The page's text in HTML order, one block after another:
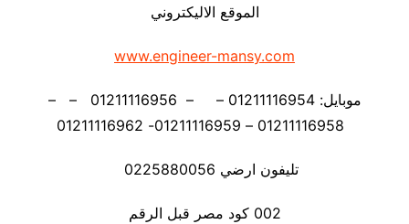
الموقع الاليكتروني
www.engineer-mansy.com
موبايل: 01211116954 – – 01211116956 – –
تليفون ارضي 0225880056
002 كود مصر قبل الرقم